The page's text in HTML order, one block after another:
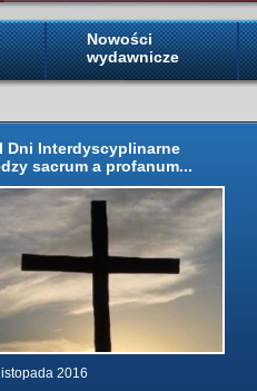
Nowości
wydawnicze
Dni Interdyscyplinarne
sacrum a profanum...
2016